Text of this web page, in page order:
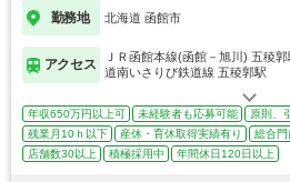
勤務地 北海道 函館市
アクセス
ＪＲ函館本線(函館－旭川) 五稜郭
道南いさりび鉄道線 五稜郭駅
年収650万円以上可 未経験者も応募可能
原則、
残業月10ｈ以下
産休・育休取得実績有り 総合門
店舗数30以上
積極採用中 年間休日120日以上